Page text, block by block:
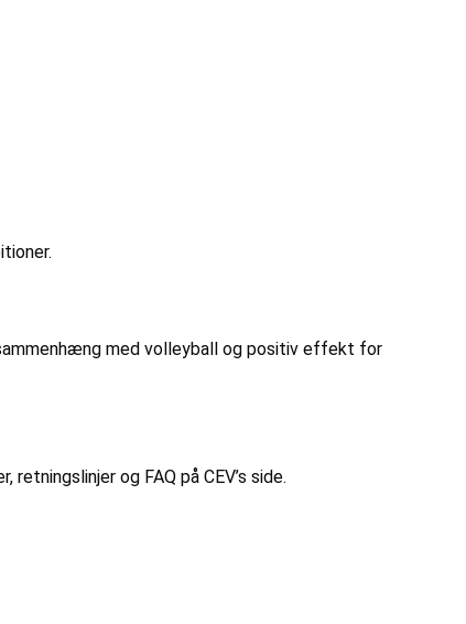
med volleyball og positiv effekt for
og FAQ på CEV’s side.